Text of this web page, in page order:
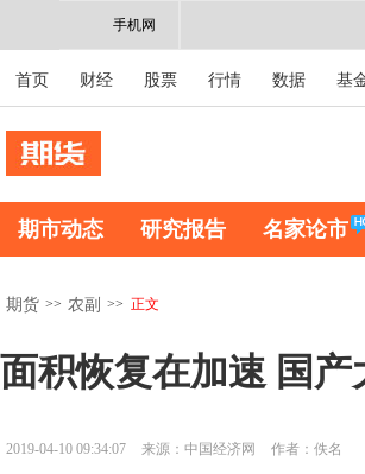
手机网
首页 财经 股票 行情 数据 基
期市动态 研究报告 名家论市
期货 >> 农副 >> 正文
面积恢复在加速 国
2019-04-10 09:34:07 来源：中国经济网 作者：佚名